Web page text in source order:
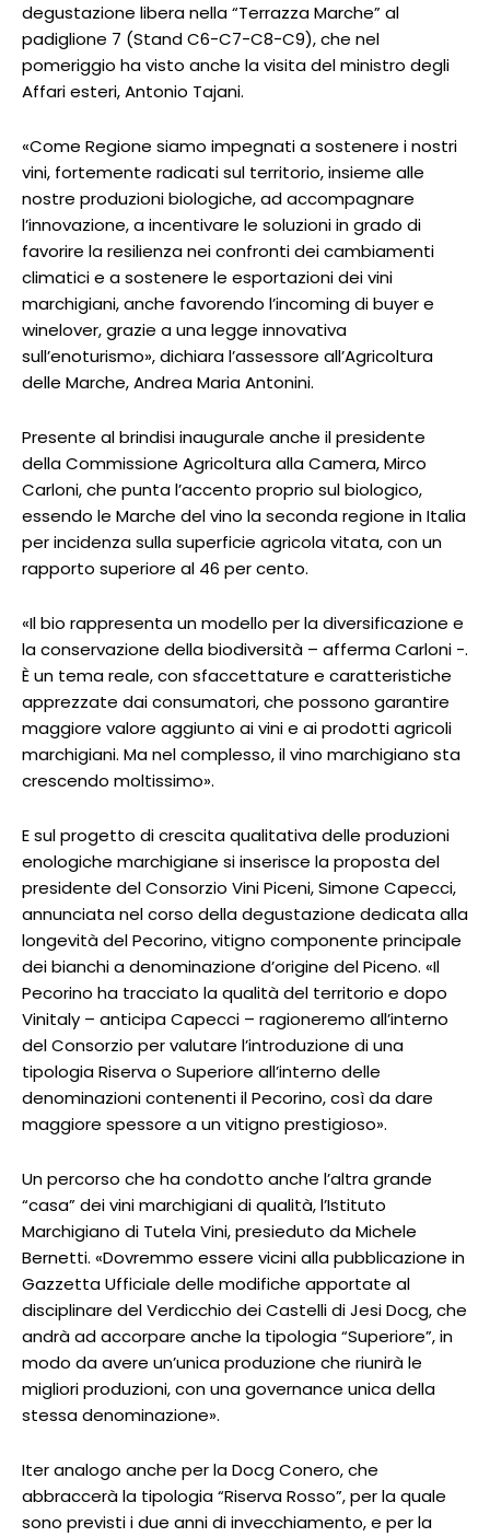
degustazione libera nella “Terrazza Marche” al
padiglione 7 (Stand C6-C7-C8-C9), che nel
pomeriggio ha visto anche la visita del ministro degli
Affari esteri, Antonio Tajani.
«Come Regione siamo impegnati a sostenere i nostri
vini, fortemente radicati sul territorio, insieme alle
nostre produzioni biologiche, ad accompagnare
l’innovazione, a incentivare le soluzioni in grado di
favorire la resilienza nei confronti dei cambiamenti
climatici e a sostenere le esportazioni dei vini
marchigiani, anche favorendo l’incoming di buyer e
winelover, grazie a una legge innovativa
sull’enoturismo», dichiara l’assessore all’Agricoltura
delle Marche, Andrea Maria Antonini.
Presente al brindisi inaugurale anche il presidente
della Commissione Agricoltura alla Camera, Mirco
Carloni, che punta l’accento proprio sul biologico,
essendo le Marche del vino la seconda regione in Italia
per incidenza sulla superficie agricola vitata, con un
rapporto superiore al 46 per cento.
«Il bio rappresenta un modello per la diversificazione e
la conservazione della biodiversità – afferma Carloni -.
È un tema reale, con sfaccettature e caratteristiche
apprezzate dai consumatori, che possono garantire
maggiore valore aggiunto ai vini e ai prodotti agricoli
marchigiani. Ma nel complesso, il vino marchigiano sta
crescendo moltissimo».
E sul progetto di crescita qualitativa delle produzioni
enologiche marchigiane si inserisce la proposta del
presidente del Consorzio Vini Piceni, Simone Capecci,
annunciata nel corso della degustazione dedicata alla
longevità del Pecorino, vitigno componente principale
dei bianchi a denominazione d’origine del Piceno. «Il
Pecorino ha tracciato la qualità del territorio e dopo
Vinitaly – anticipa Capecci – ragioneremo all’interno
del Consorzio per valutare l’introduzione di una
tipologia Riserva o Superiore all’interno delle
denominazioni contenenti il Pecorino, così da dare
maggiore spessore a un vitigno prestigioso».
Un percorso che ha condotto anche l’altra grande
“casa” dei vini marchigiani di qualità, l’Istituto
Marchigiano di Tutela Vini, presieduto da Michele
Bernetti. «Dovremmo essere vicini alla pubblicazione in
Gazzetta Ufficiale delle modifiche apportate al
disciplinare del Verdicchio dei Castelli di Jesi Docg, che
andrà ad accorpare anche la tipologia “Superiore”, in
modo da avere un’unica produzione che riunirà le
migliori produzioni, con una governance unica della
stessa denominazione».
Iter analogo anche per la Docg Conero, che
abbraccerà la tipologia “Riserva Rosso”, per la quale
sono previsti i due anni di invecchiamento, e per la